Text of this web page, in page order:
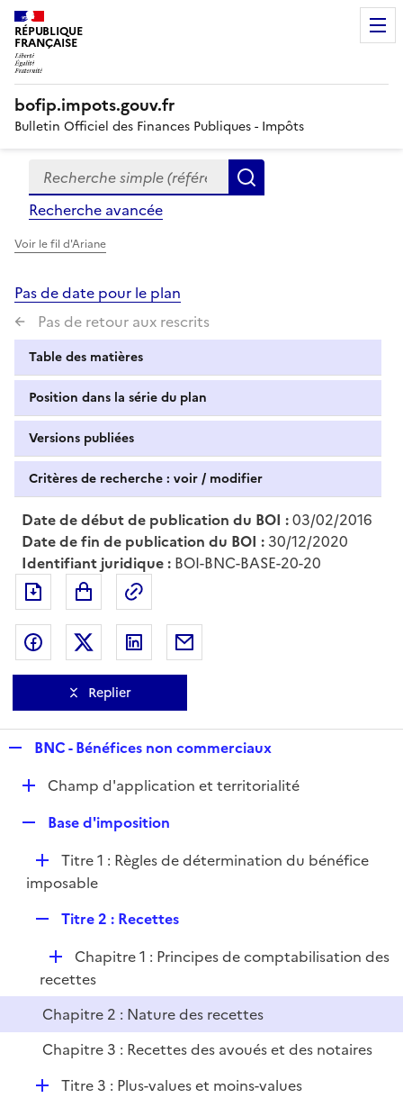
RÉPUBLIQUE
FRANÇAISE
bofip.impots.gouv.fr
Bulletin Officiel des Finances Publiques - Impôts
Formulaire
de
recherche
Recherche simple (références, mots clés, partie du
Recherche avancée
Voir le fil d'Ariane
Pas de date pour le plan
Pas de retour aux rescrits
Table des matières
Position dans la série du plan
Versions publiées
Critères de recherche : voir / modifier
Date de début de publication du BOI :03/02/2016
Date de fin de publication du BOI : 30/12/2020
Identifiant juridique : BOI-BNC-BASE-20-20
Exporter le document au format pdf
Partager sur Facebook
Partager sur Twitter
Partager sur LinkedIn
Replier
p
r
BNC - Bénéfices non commerciaux
D
l
i
e
r
Champ d'application et territorialité
p
l
Base d'imposition
D
é
i
e
r
Titre 1 : Règles de détermination du bénéfice
imposable
p
l
i
e
r
Titre 2 : Recettes
D
é
p
l
i
e
r
Chapitre 1 : Principes de comptabilisation des
recettes
Chapitre 2 : Nature des recettes
Chapitre 3 : Recettes des avoués et des notaires
DTitre 3 : Plus-values et moins-values